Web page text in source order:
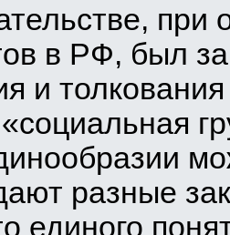
при
в РФ, был
и
разные
единого